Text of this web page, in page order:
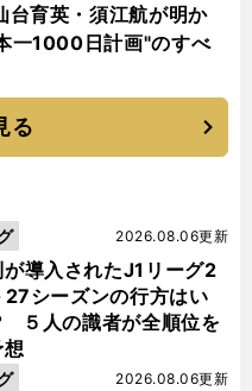
台育英・須江航が明か
一1000日計画"のすべ
る
導入されたJ1リーグ2
シーズンの行方はい
５人の識者が全順位を
想
2026.08.06更新
2026.08.06更新